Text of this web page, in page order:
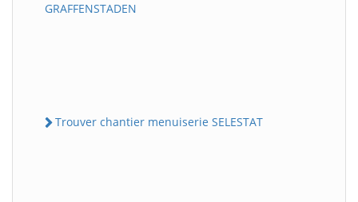
GRAFFENSTADEN
Trouver chantier menuiserie SELESTAT